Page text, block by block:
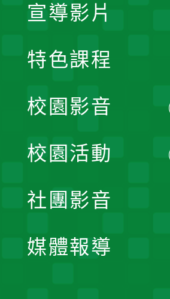
宣導影片
特色課程
校園影音
校園活動
社團影音
媒體報導